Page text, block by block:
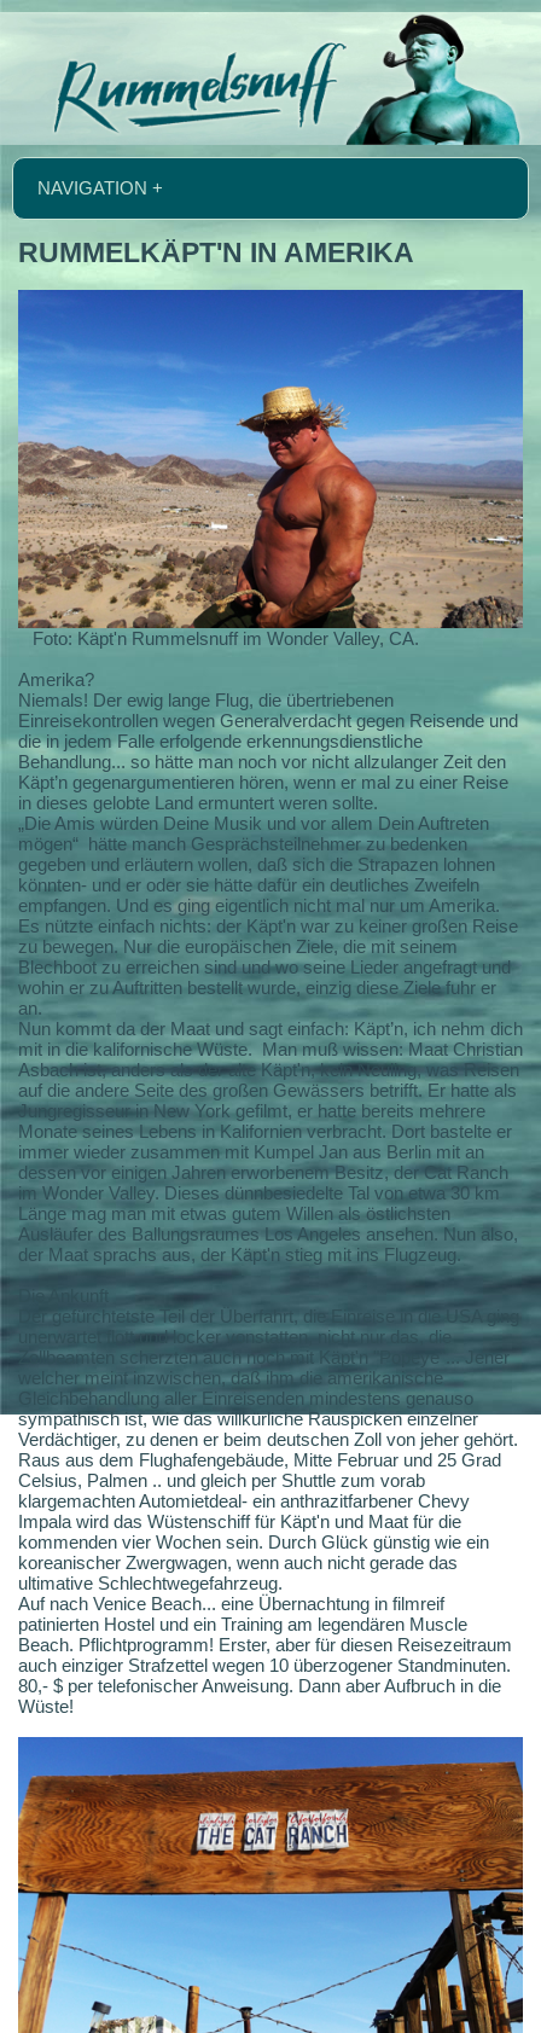
NAVIGATION +
RUMMELKÄPT'N IN AMERIKA
Foto: Käpt'n Rummelsnuff im Wonder Valley, CA.
Amerika?
Niemals! Der ewig lange Flug, die übertriebenen
Einreisekontrollen wegen Generalverdacht gegen Reisende und
die in jedem Falle erfolgende erkennungsdienstliche
Behandlung... so hätte man noch vor nicht allzulanger Zeit den
Käpt’n gegenargumentieren hören, wenn er mal zu einer Reise
in dieses gelobte Land ermuntert weren sollte.
„Die Amis würden Deine Musik und vor allem Dein Auftreten
mögen“ hätte manch Gesprächsteilnehmer zu bedenken
gegeben und erläutern wollen, daß sich die Strapazen lohnen
könnten- und er oder sie hätte dafür ein deutliches Zweifeln
empfangen. Und es ging eigentlich nicht mal nur um Amerika.
Es nützte einfach nichts: der Käpt'n war zu keiner großen Reise
zu bewegen. Nur die europäischen Ziele, die mit seinem
Blechboot zu erreichen sind und wo seine Lieder angefragt und
wohin er zu Auftritten bestellt wurde, einzig diese Ziele fuhr er
an.
Nun kommt da der Maat und sagt einfach: Käpt’n, ich nehm dich
mit in die kalifornische Wüste. Man muß wissen: Maat Christian
Asbach ist, anders als der alte Käpt'n, kein Neuling, was Reisen
auf die andere Seite des großen Gewässers betrifft. Er hatte als
Jungregisseur in New York gefilmt, er hatte bereits mehrere
Monate seines Lebens in Kalifornien verbracht. Dort bastelte er
immer wieder zusammen mit Kumpel Jan aus Berlin mit an
dessen vor einigen Jahren erworbenem Besitz, der Cat Ranch
im Wonder Valley. Dieses dünnbesiedelte Tal von etwa 30 km
Länge mag man mit etwas gutem Willen als östlichsten
Ausläufer des Ballungsraumes Los Angeles ansehen. Nun also,
der Maat sprachs aus, der Käpt'n stieg mit ins Flugzeug.
Die Ankunft
Der gefürchtetste Teil der Überfahrt, die Einreise in die USA ging
unerwartet flott und locker vonstatten, nicht nur das, die
Zollbeamten scherzten auch noch mit Käpt'n "Popeye"... Jener
welcher meint inzwischen, daß ihm die amerikanische
Gleichbehandlung aller Einreisenden mindestens genauso
sympathisch ist, wie das willkürliche Rauspicken einzelner
Verdächtiger, zu denen er beim deutschen Zoll von jeher gehört.
Raus aus dem Flughafengebäude, Mitte Februar und 25 Grad
Celsius, Palmen .. und gleich per Shuttle zum vorab
klargemachten Automietdeal- ein anthrazitfarbener Chevy
Impala wird das Wüstenschiff für Käpt'n und Maat für die
kommenden vier Wochen sein. Durch Glück günstig wie ein
koreanischer Zwergwagen, wenn auch nicht gerade das
ultimative Schlechtwegefahrzeug.
Auf nach Venice Beach... eine Übernachtung in filmreif
patinierten Hostel und ein Training am legendären Muscle
Beach. Pflichtprogramm! Erster, aber für diesen Reisezeitraum
auch einziger Strafzettel wegen 10 überzogener Standminuten.
80,- $ per telefonischer Anweisung. Dann aber Aufbruch in die
Wüste!